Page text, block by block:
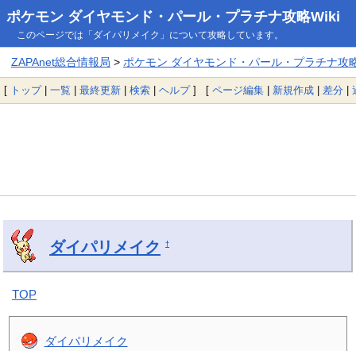
ポケモン ダイヤモンド・パール・プラチナ攻略Wiki
このページでは「ダイパリメイク」について攻略しています。
ZAPAnet総合情報局 > ポケモン ダイヤモンド・パール・プラチナ攻
[ トップ| 一覧 | 最終更新 | 検索 | ヘルプ] [ ページ編集 | 新規作成 | 差分 |
ダイパリメイク †
TOP
ダイパリメイク